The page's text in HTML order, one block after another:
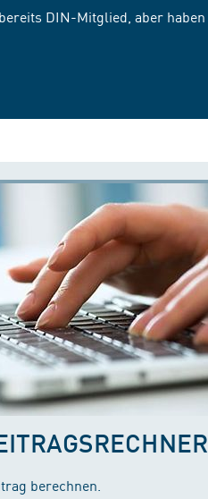
DIN-Mitglied, aber haben
berechnen.